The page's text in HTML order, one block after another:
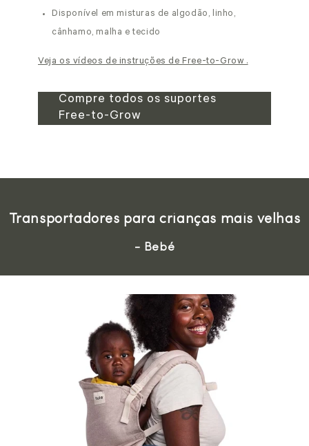
Disponível em misturas de algodão, linho,
cânhamo, malha e tecido
Veja os vídeos de instruções de Free-to-Grow .
Compre todos os suportes
Free-to-Grow
Transportadores para crianças mais velhas
- Bebé